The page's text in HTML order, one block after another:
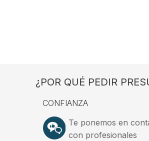
¿POR QUÉ PEDIR
CONFIANZA
Te ponemos en
con profesionales